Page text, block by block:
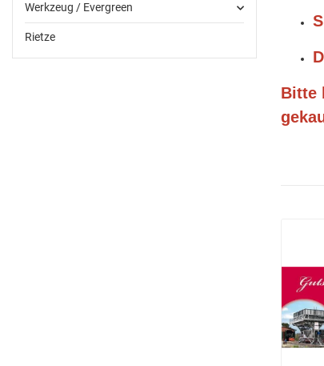
Bitte
Werkzeug / Evergreen
Rietze